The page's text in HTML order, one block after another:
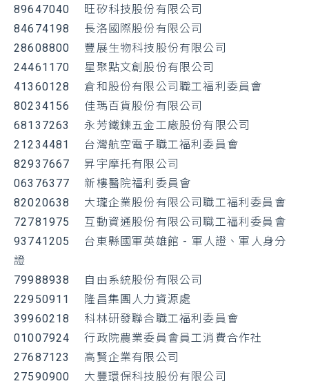
89647040
旺矽科技股份有限公司
84674198 長洛國際股份有限公司
28608800 豐展生物科技股份有限公司
24461170
星聚點文創股份有限公司
41360128 倉和股份有限公司職工福利委員會
80234156 佳瑪百貨股份有限公司
68137263
永芳鐵鍊五金工廠股份有限公司
21234481
台灣航空電子職工福利委員會
82937667
昇宇摩托有限公司
06376377 新樓醫院福利委員會
82020638
大瓏企業股份有限公司職工福利委員會
72781975
互動資通股份有限公司職工福利委員會
93741205
台東縣國軍英雄館 - 軍人證、軍人身分
證
79988938
自由系統股份有限公司
22950911
隆昌集團人力資源處
39960218
科林研發聯合職工福利委員會
01007924
行政院農業委員會員工消費合作社
27687123
高賢企業有限公司
27590900
大豐環保科技股份有限公司